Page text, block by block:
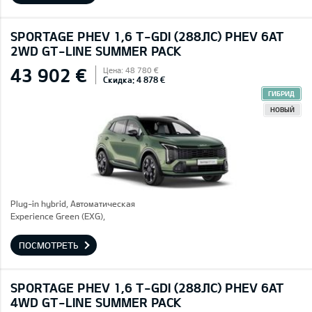
SPORTAGE PHEV 1,6 T-GDI (288ЛС) PHEV 6AT
2WD GT-LINE SUMMER PACK
43 902 € Цена: 48 780 €
Скидка: 4 878 €
ГИБРИД
НОВЫЙ
Plug-in hybrid, Автоматическая
Experience Green (EXG),
ПОСМОТРЕТЬ
SPORTAGE PHEV 1,6 T-GDI (288ЛС) PHEV 6AT
4WD GT-LINE SUMMER PACK